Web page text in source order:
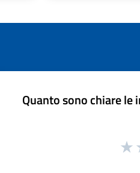
Quanto sono chiare